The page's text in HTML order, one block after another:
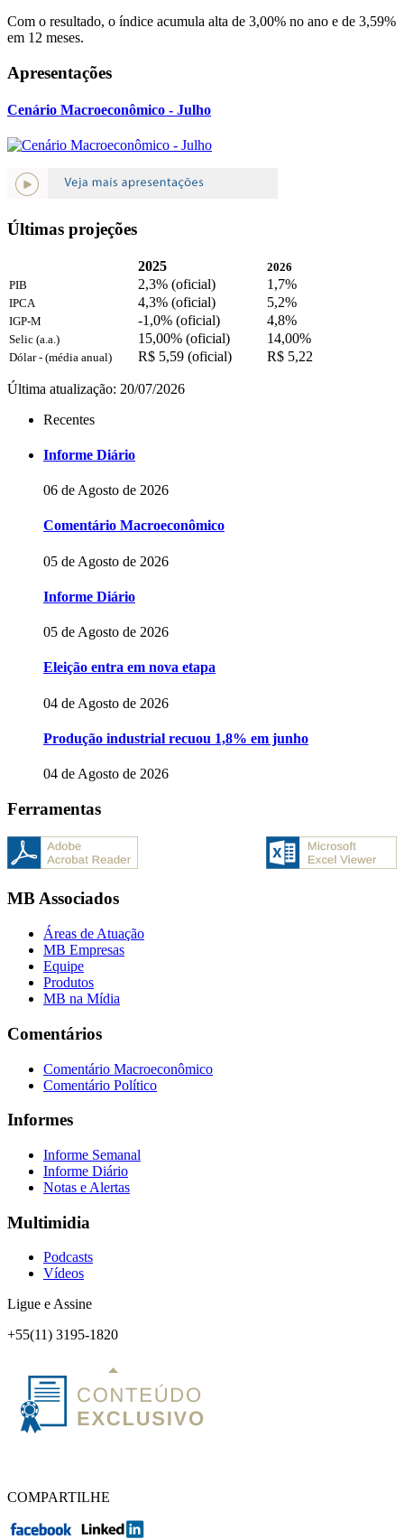
Com o resultado, o índice acumula alta de 3,00% no ano e de 3,59%
em 12 meses.
Apresentações
Cenário Macroeconômico - Julho
Últimas projeções
2025
2026
PIB
2,3% (oficial) 1,7%
IPCA 4,3% (oficial) 5,2%
IGP-M -1,0% (oficial) 4,8%
Selic (a.a.) 15,00% (oficial) 14,00%
Dólar - (média anual) R$ 5,59 (oficial) R$ 5,22
Última atualização: 20/07/2026
Recentes
Informe Diário
06 de Agosto de 2026
Comentário Macroeconômico
05 de Agosto de 2026
Informe Diário
05 de Agosto de 2026
Eleição entra em nova etapa
04 de Agosto de 2026
Produção industrial recuou 1,8% em junho
04 de Agosto de 2026
Ferramentas
MB Associados
Áreas de Atuação
MB Empresas
Equipe
Produtos
MB na Mídia
Comentários
Comentário Macroeconômico
Comentário Político
Informes
Informe Semanal
Informe Diário
Notas e Alertas
Multimidia
Podcasts
Vídeos
Ligue e Assine
+55(11) 3195-1820
COMPARTILHE